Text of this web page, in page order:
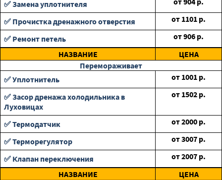
✅ Замена уплотнителя
✅ Прочистка дренажного отверстия
от 1101 р.
✅ Ремонт петель
от906 р.
НАЗВАНИЕ
ЦЕНА
Перемораживает
✅ Уплотнитель
от 1001 р.
✅ Засор дренажа холодильника в
Луховицах
от 1502 р.
✅ Термодатчик от2000 р.
✅ Терморегулятор
от3007 р.
✅ Клапан переключения
от2007 р.
НАЗВАНИЕ
ЦЕНА